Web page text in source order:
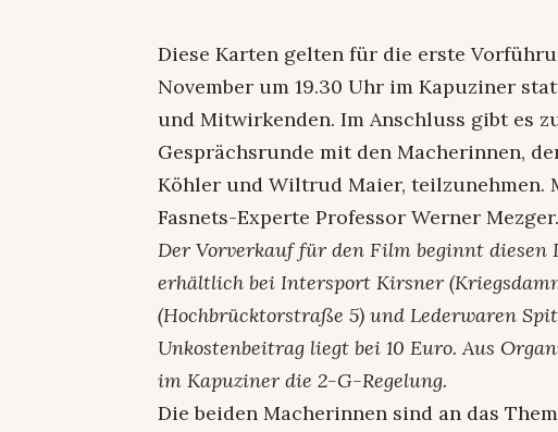
Diese Karten gelten für die erste
November um 19.30 Uhr im Kapuziner
und Mitwirkenden. Im Anschluss gibt es
Gesprächsrunde mit den Macherinnen,
Köhler und Wiltrud Maier, teilzunehmen.
Fasnets-Experte Professor Werner Mezger.
Der Vorverkauf für den Film beginnt
erhältlich bei Intersport Kirsner
(Hochbrücktorstraße 5) und Lederwaren
Unkostenbeitrag liegt bei 10 Euro. Aus
im Kapuziner die 2-G-Regelung.
Die beiden Macherinnen sind an das